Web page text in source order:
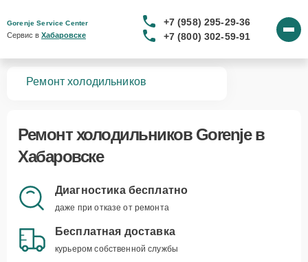
Gorenje Service Center
Сервис в Хабаровске
+7 (958) 295-29-36
+7 (800) 302-59-91
Ремонт холодильников
Ремонтхолодильников Gorenjeв
Хабаровске
Диагностика бесплатно
даже при отказе от ремонта
Бесплатная доставка
курьером собственной службы